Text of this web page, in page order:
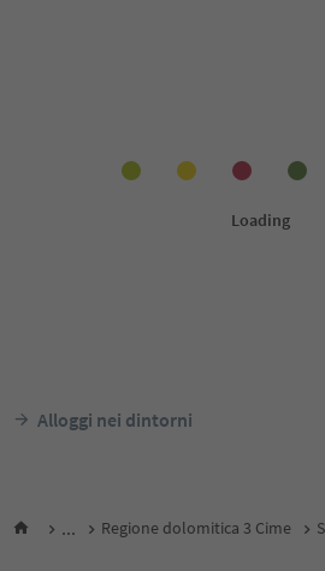
Alloggi nei dintorni
... Regione dolomitica 3 Cime